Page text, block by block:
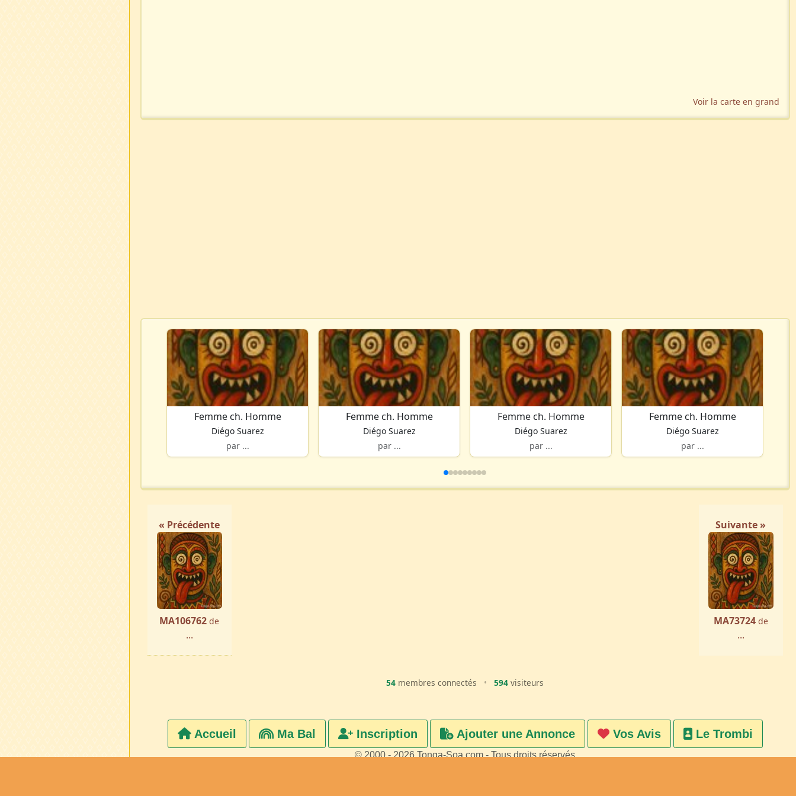
Voir la carte en grand
Femme ch. Homme
Diégo Suarez
par ...
Femme ch. Homme
Diégo Suarez
par ...
Femme ch. Homme
Diégo Suarez
par ...
Femme ch. Homme
Diégo Suarez
par ...
« Précédente
MA106762 de
...
Suivante »
MA73724 de
...
54 membres connectés • 594 visiteurs
Accueil Ma Bal Inscription Ajouter une Annonce Vos Avis Le Trombi
© 2000 - 2026 Tonga-Soa.com - Tous droits réservés